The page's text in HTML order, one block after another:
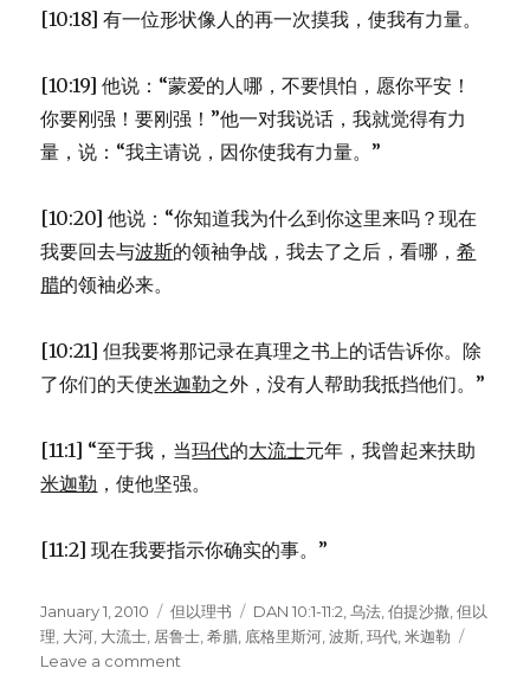
[10:18] 有一位形状像人的再一次摸我，使我有力量。
[10:19] 他说：“蒙爱的人哪，不要惧怕，愿你平安！
你要刚强！要刚强！”他一对我说话，我就觉得有力
量，说：“我主请说，因你使我有力量。”
[10:20] 他说：“你知道我为什么到你这里来吗？现在
我要回去与波斯的领袖争战，我去了之后，看哪，希
腊的领袖必来。
[10:21] 但我要将那记录在真理之书上的话告诉你。除
了你们的天使米迦勒之外，没有人帮助我抵挡他们。”
[11:1] “至于我，当玛代的大流士元年，我曾起来扶助
米迦勒 ，使他坚强。
[11:2] 现在我要指示你确实的事。”
Posted
on
January 1, 2010 Categories
但以理书 Tags
DAN 10:1-11:2 ,乌法 ,伯提沙撒 ,但以
理 大河 大流士 居鲁士 ,希腊 底格里斯河 ,波斯 ,玛代 ,米迦勒
Leave a comment